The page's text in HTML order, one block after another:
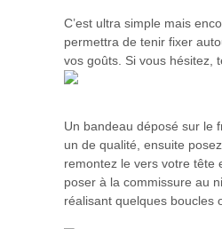
C’est ultra simple mais
permettra de tenir fixer
vos goûts. Si vous hésitez,
Un bandeau déposé sur le
un de qualité, ensuite
remontez le vers votre tête
poser à la commissure au
réalisant quelques boucles